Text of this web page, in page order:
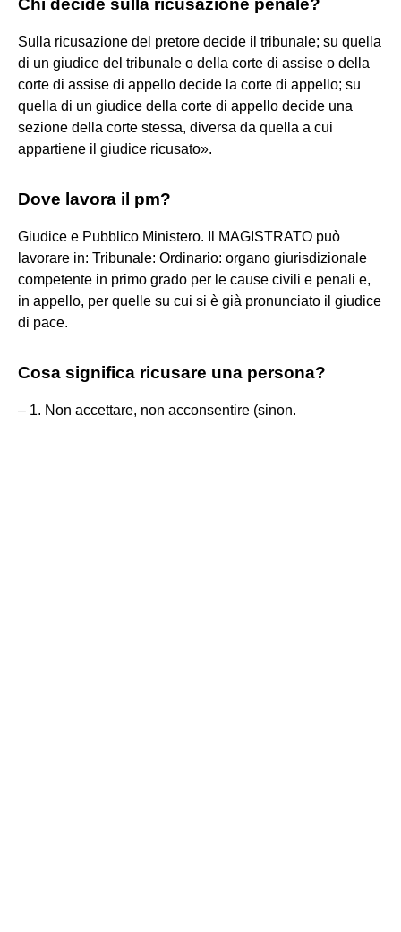
Chi decide sulla ricusazione penale?
Sulla ricusazione del pretore decide il tribunale; su quella
di un giudice del tribunale o della corte di assise o della
corte di assise di appello decide la corte di appello; su
quella di un giudice della corte di appello decide una
sezione della corte stessa, diversa da quella a cui
appartiene il giudice ricusato».
Dove lavora il pm?
Giudice e Pubblico Ministero. Il MAGISTRATO può
lavorare in: Tribunale: Ordinario: organo giurisdizionale
competente in primo grado per le cause civili e penali e,
in appello, per quelle su cui si è già pronunciato il giudice
di pace.
Cosa significa ricusare una persona?
– 1. Non accettare, non acconsentire (sinon.